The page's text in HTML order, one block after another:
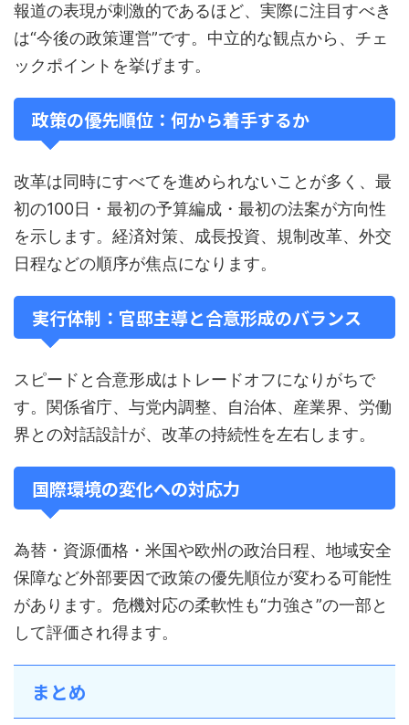
報道の表現が刺激的であるほど、実際に注目すべき
は“今後の政策運営”です。中立的な観点から、チェ
ックポイントを挙げます。
政策の優先順位：何から着手するか
改革は同時にすべてを進められないことが多く、最
初の100日・最初の予算編成・最初の法案が方向性
を示します。経済対策、成長投資、規制改革、外交
日程などの順序が焦点になります。
実行体制：官邸主導と合意形成のバランス
スピードと合意形成はトレードオフになりがちで
す。関係省庁、与党内調整、自治体、産業界、労働
界との対話設計が、改革の持続性を左右します。
国際環境の変化への対応力
為替・資源価格・米国や欧州の政治日程、地域安全
保障など外部要因で政策の優先順位が変わる可能性
があります。危機対応の柔軟性も“力強さ”の一部と
して評価され得ます。
まとめ